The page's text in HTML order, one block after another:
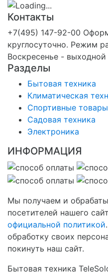
Контакты
+7(495) 147-92-00
круглосуточно. Режим
Воскресенье - выходной
Разделы
Бытовая техника
Климатическая
Спортивные товары
Садовая техника
Электроника
ИНФОРМАЦИЯ
Мы получаем и
посетителей нашего
официальной политикой
обработку своих
покинуть наш сайт.
Бытовая техника